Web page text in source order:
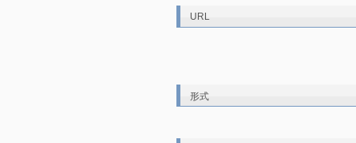
URL
形式